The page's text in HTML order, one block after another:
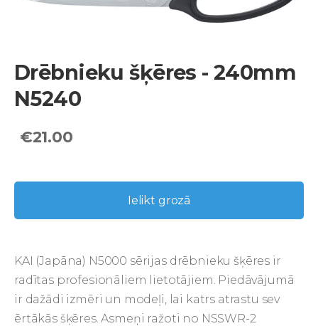
Drēbnieku šķēres - 240mm
N5240
€21.00
Ielikt grozā
KAI (Japāna) N5000 sērijas drēbnieku šķēres ir
radītas profesionāliem lietotājiem. Piedāvājumā
ir dažādi izmēri un modeļi, lai katrs atrastu sev
ērtākās šķēres. Asmeņi ražoti no NSSWR-2